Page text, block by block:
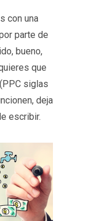
con una
parte de
bueno,
que
siglas
deja
escribir.